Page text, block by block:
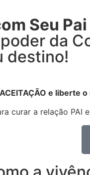
Seu
da
destino!
e liberte
curar a relação PAI